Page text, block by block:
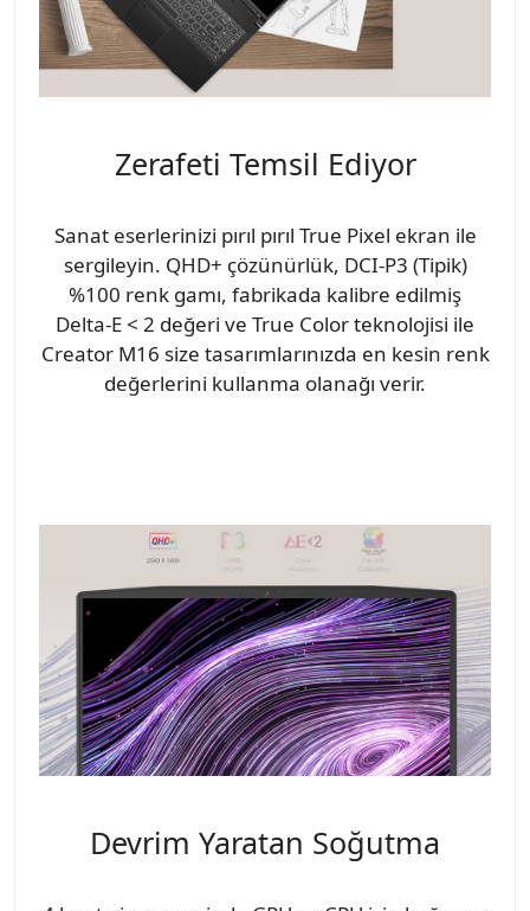
Zerafeti Temsil Ediyor
Sanat eserlerinizi pırıl pırıl True Pixel ekran ile
sergileyin. QHD+ çözünürlük, DCI-P3 (Tipik)
%100 renk gamı, fabrikada kalibre edilmiş
Delta-E < 2 değeri ve True Color teknolojisi ile
Creator M16 size tasarımlarınızda en kesin renk
değerlerini kullanma olanağı verir.
Devrim Yaratan Soğutma